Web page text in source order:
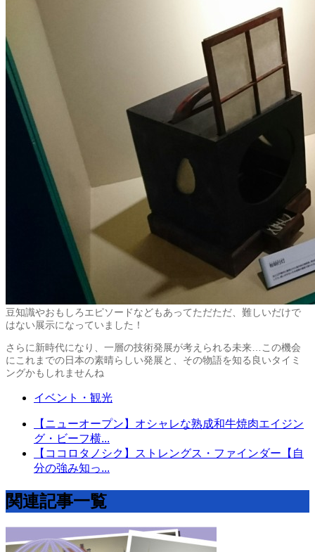
豆知識やおもしろエピソードなどもあってただただ、難しいだけで
はない展示になっていました！
さらに新時代になり、一層の技術発展が考えられる未来…この機会
にこれまでの日本の素晴らしい発展と、その物語を知る良いタイミ
ングかもしれませんね
イベント・観光
【ニューオープン】オシャレな熟成和牛焼肉エイジン
グ・ビーフ横...
【ココロタノシク】ストレングス・ファインダー【自
分の強み知っ...
関連記事一覧